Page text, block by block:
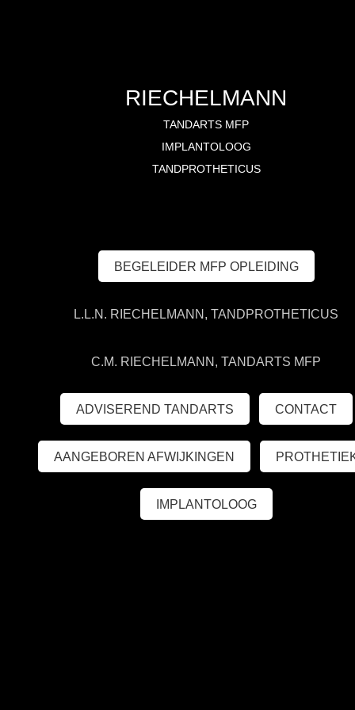
RIECHELMANN
TANDARTS MFP
IMPLANTOLOOG
TANDPROTHETICUS
BEGELEIDER MFP OPLEIDING
L.L.N. RIECHELMANN, TANDPROTHETICUS
C.M. RIECHELMANN, TANDARTS MFP
ADVISEREND TANDARTS CONTACT
AANGEBOREN AFWIJKINGEN
IMPLANTOLOOG